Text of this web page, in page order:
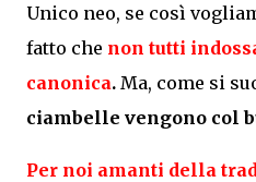
Unico neo, se così
fatto che non tutti
canonica. Ma, come si
ciambelle vengono col
Per noi amanti della